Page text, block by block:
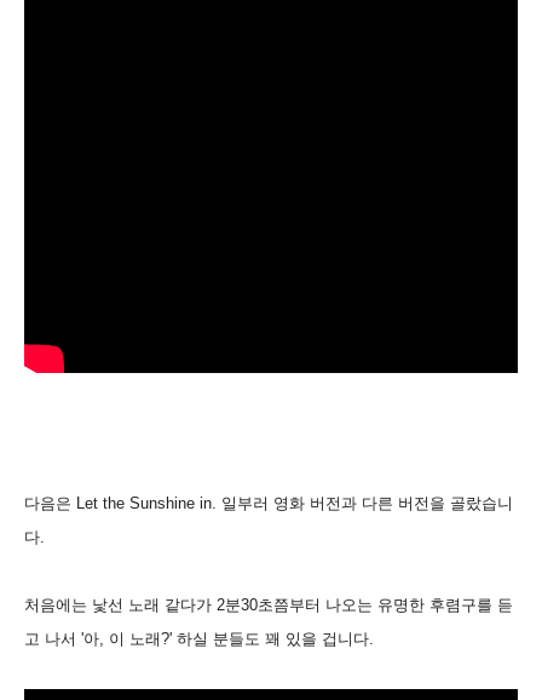
다음은 Let the Sunshine in. 일부러 영화 버전과 다른 버전을 골랐습니
다.
처음에는 낯선 노래 같다가 2분30초쯤부터 나오는 유명한 후렴구를 듣
고 나서 '아, 이 노래?' 하실 분들도 꽤 있을 겁니다.